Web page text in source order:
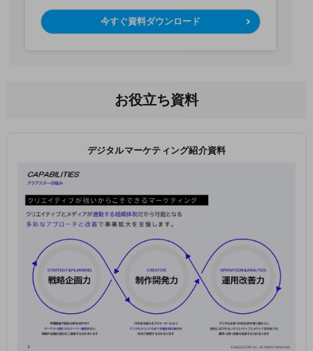
今すぐ資料ダウンロード
お役立ち資料
デジタルマーケティング紹介資料